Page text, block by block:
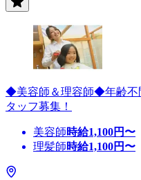
◆美容師＆理容師◆年齢不
タッフ募集！
美容師時給1,100円〜
理髪師時給1,100円〜